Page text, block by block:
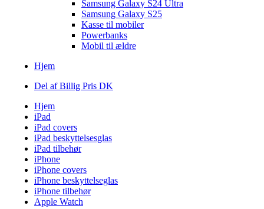
Samsung Galaxy S24 Ultra
Samsung Galaxy S25
Kasse til mobiler
Powerbanks
Mobil til ældre
Hjem
Del af Billig Pris DK
Hjem
iPad
iPad covers
iPad beskyttelsesglas
iPad tilbehør
iPhone
iPhone covers
iPhone beskyttelseglas
iPhone tilbehør
Apple Watch